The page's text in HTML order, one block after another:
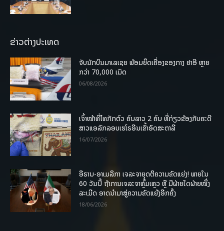
ຂ່າວຕ່າງປະເທດ
ຈັບນັກບິນມາເລເຊຍ ພ້ອມຍຶດເຄື່ອງຂອງກາງ ຢາອີ ຫຼາຍ
ກວ່າ 70,000 ເມັດ
06/08/2026
ເຈົ້າໜ້າທີ່ໄທກັກຕົວ ຄົນລາວ 2 ຄົນ ທີ່ກ່ຽວຂ້ອງກັບຄະດີ
ສາວແອລັກລອບເຮໂຣອີນເຂົ້າອົດສະຕາລີ
16/07/2026
ອີຣານ-ອາເມລິກາ ເຈລະຈາຍຸດຕິຄວາມຂັດແຍ່ງ! ພາຍໃນ
60 ວັນນີ້ ຖ້າການເຈລະຈາຫຼົ້ມເຫຼວ ຫຼື ມີຝ່າຍໃດຝ່າຍໜຶ່ງ
ລະເມີດ ອາດນໍາມາສູ່ຄວາມຂັດແຍ້ງອີກຄັ້ງ
18/06/2026